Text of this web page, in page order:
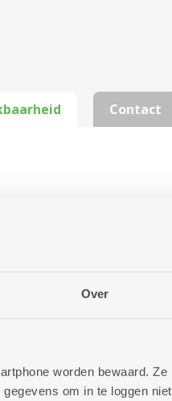
Over
worden bewaard. Ze
om in te loggen niet
Contact